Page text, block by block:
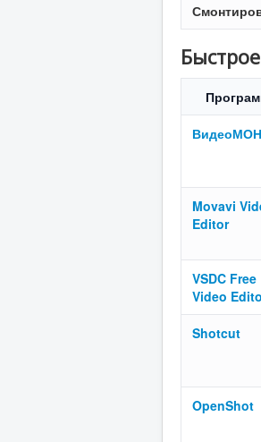
Movavi
Editor
VSDC Free
Video
Shotcut
OpenShot